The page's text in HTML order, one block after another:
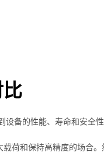
备的性能、寿命和安全
和保持高精度的场合。